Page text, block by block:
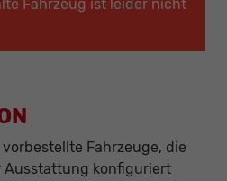
Fahrzeug ist leider nicht
Fahrzeuge, die
Ausstattung konfiguriert